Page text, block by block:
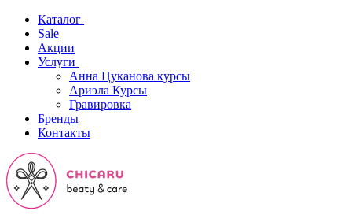
Каталог
Sale
Акции
Услуги
Анна Цуканова курсы
Ариэла Курсы
Гравировка
Бренды
Контакты